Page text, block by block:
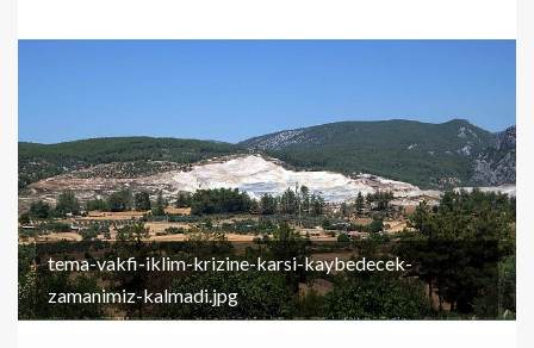
tema-vakfi-iklim-krizine-karsi-kaybedecek-
zamanimiz-kalmadi.jpg